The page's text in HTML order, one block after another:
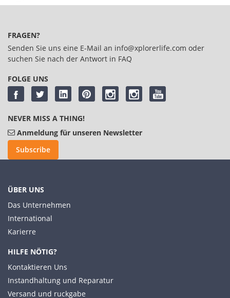
FRAGEN?
Senden Sie uns eine E-Mail an info@xplorerlife.com oder
suchen Sie nach der Antwort in FAQ
FOLGE UNS
NEVER MISS A THING!
Anmeldung für unseren Newsletter
Subscribe
ÜBER UNS
Das Unternehmen
International
Karierre
HILFE NÖTIG?
Kontaktieren Uns
Instandhaltung und Reparatur
Versand und ruckgabe